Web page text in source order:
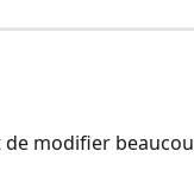
modifier